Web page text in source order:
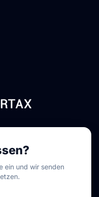
ein und wir senden